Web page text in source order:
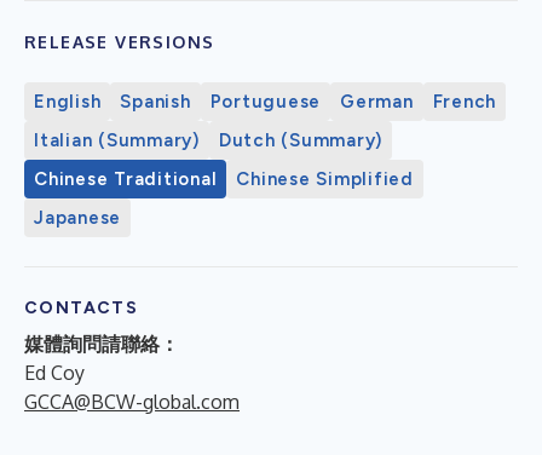
RELEASE VERSIONS
English Spanish Portuguese German
French
Italian (Summary)
Dutch (Summary)
Chinese Traditional
Chinese Simplified
Japanese
CONTACTS
媒體詢問請聯絡：
Ed Coy
GCCA@BCW-global.com